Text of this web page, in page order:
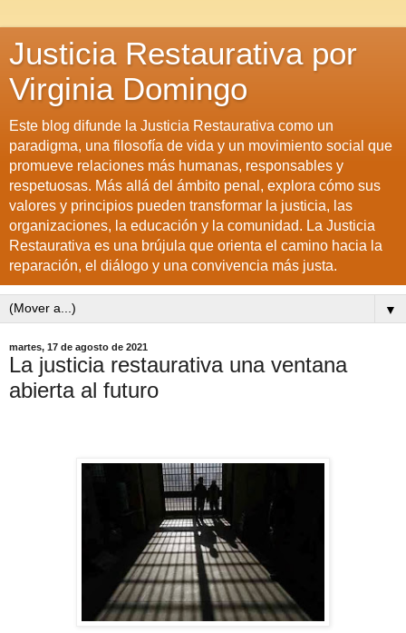
Justicia Restaurativa por
Virginia Domingo
Este blog difunde la Justicia Restaurativa como un
paradigma, una filosofía de vida y un movimiento social que
promueve relaciones más humanas, responsables y
respetuosas. Más allá del ámbito penal, explora cómo sus
valores y principios pueden transformar la justicia, las
organizaciones, la educación y la comunidad. La Justicia
Restaurativa es una brújula que orienta el camino hacia la
reparación, el diálogo y una convivencia más justa.
▼
martes, 17 de agosto de 2021
La justicia restaurativa una ventana
abierta al futuro